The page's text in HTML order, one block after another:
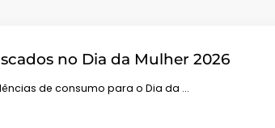
no Dia da Mulher 2026
de consumo para o Dia da …